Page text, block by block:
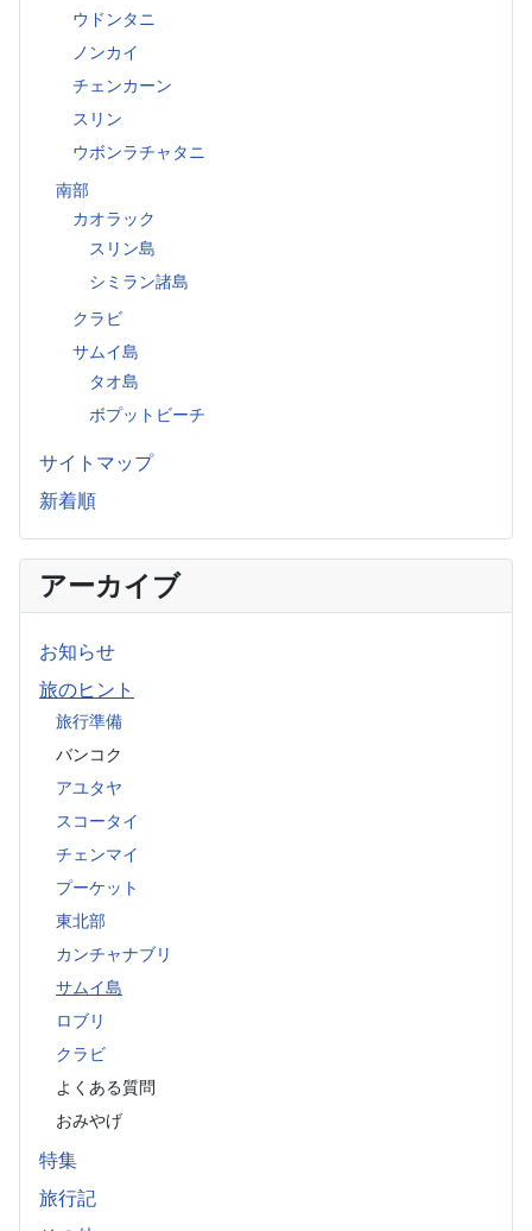
ウドンタニ
ノンカイ
チェンカーン
スリン
ウボンラチャタニ
南部
カオラック
スリン島
シミラン諸島
クラビ
サムイ島
タオ島
ボプットビーチ
サイトマップ
新着順
アーカイブ
お知らせ
旅のヒント
旅行準備
バンコク
アユタヤ
スコータイ
チェンマイ
プーケット
東北部
カンチャナブリ
サムイ島
ロブリ
クラビ
よくある質問
おみやげ
特集
旅行記